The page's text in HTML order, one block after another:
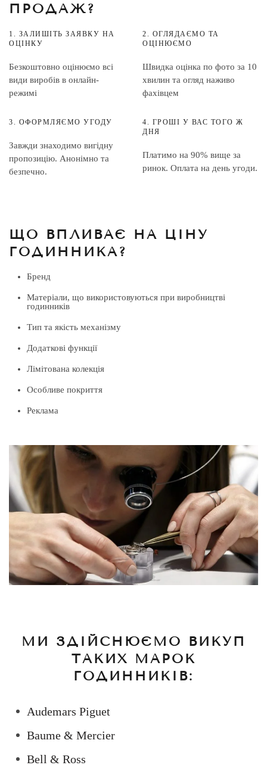
ПРОДАЖ?
1. ЗАЛИШІТЬ ЗАЯВКУ НА
ОЦІНКУ
Безкоштовно оцінюємо всі
види виробів в онлайн-
режимі
2. ОГЛЯДАЄМО ТА
ОЦІНЮЄМО
Швидка оцінка по фото за 10
хвилин та огляд наживо
фахівцем
3. ОФОРМЛЯЄМО УГОДУ
Завжди знаходимо вигідну
пропозицію. Анонімно та
безпечно.
4. ГРОШІ У ВАС ТОГО Ж
ДНЯ
Платимо на 90% вище за
ринок. Оплата на день угоди.
ЩО ВПЛИВАЄ НА ЦІНУ
ГОДИННИКА?
Бренд
Матеріали, що використовуються при виробництві
годинників
Тип та якість механізму
Додаткові функції
Лімітована колекція
Особливе покриття
Реклама
МИ ЗДІЙСНЮЄМО ВИКУП
ТАКИХ МАРОК
ГОДИННИКІВ:
Audemars Piguet
Baume & Mercier
Bell & Ross